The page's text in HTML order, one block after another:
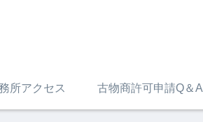
所アクセス 古物商許可申請Q＆A